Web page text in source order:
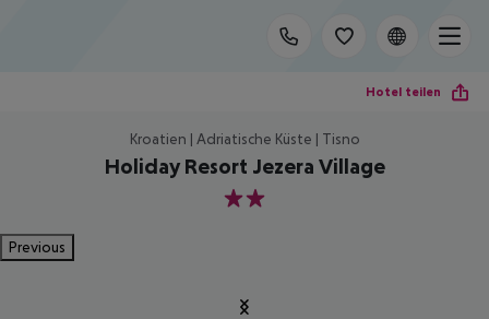
Hotel teilen
Kroatien | Adriatische Küste | Tisno
Holiday Resort Jezera Village
2
Previous